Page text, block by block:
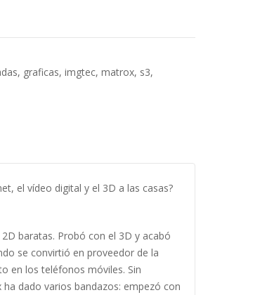
, graficas, imgtec, matrox, s3,
el vídeo digital y el 3D a las casas?
baratas. Probó con el 3D y acabó
se convirtió en proveedor de la
en los teléfonos móviles. Sin
dado varios bandazos: empezó con